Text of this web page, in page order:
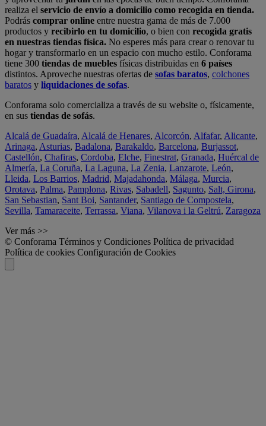
realiza el servicio de envío a domicilio como recogida en tienda.
Podrás comprar online entre nuestra gama de más de 7.000
productos y recibirlo en tu domicilio, o bien con recogida gratis
en nuestras tiendas física. No esperes más para crear o renovar tu
hogar y transformarlo en un espacio con mucho estilo. Conforama
tiene 300 tiendas de muebles físicas distribuidas en 6 países
distintos. Aproveche nuestras ofertas de sofas baratos, colchones
baratos y liquidaciones de sofas.
Conforama solo comercializa a través de su website o, físicamente,
en sus tiendas de sofás.
Alcalá de Guadaíra, Alcalá de Henares, Alcorcón, Alfafar, Alicante,
Arinaga, Asturias, Badalona, Barakaldo, Barcelona, Burjassot,
Castellón, Chafiras, Cordoba, Elche, Finestrat, Granada, Huércal de
Almería, La Coruña, La Laguna, La Zenia, Lanzarote, León,
Lleida, Los Barrios, Madrid, Majadahonda, Málaga, Murcia,
Orotava, Palma, Pamplona, Rivas, Sabadell, Sagunto, Salt, Girona,
San Sebastian, Sant Boi, Santander, Santiago de Compostela,
Sevilla, Tamaraceite, Terrassa, Viana, Vilanova i la Geltrú, Zaragoza
Ver más >>
© Conforama Términos y Condiciones Política de privacidad
Política de cookies Configuración de Cookies